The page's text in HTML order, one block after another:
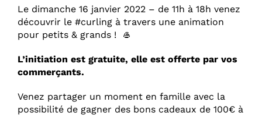
Le dimanche 16 janvier 2022 – de 11h à 18h venez
découvrir le #curling à travers une animation
pour petits & grands ! 🥌
L’initiation est gratuite, elle est offerte par vos
commerçants.
Venez partager un moment en famille avec la
possibilité de gagner des bons cadeaux de 100€ à